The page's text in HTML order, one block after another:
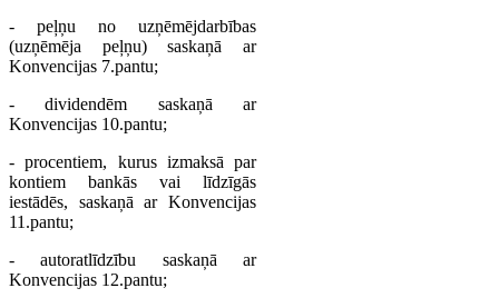
- peļņu no uzņēmējdarbības
(uzņēmēja peļņu) saskaņā ar
Konvencijas 7.pantu;
- dividendēm saskaņā ar
Konvencijas 10.pantu;
- procentiem, kurus izmaksā par
kontiem bankās vai līdzīgās
iestādēs, saskaņā ar Konvencijas
11.pantu;
- autoratlīdzību saskaņā ar
Konvencijas 12.pantu;